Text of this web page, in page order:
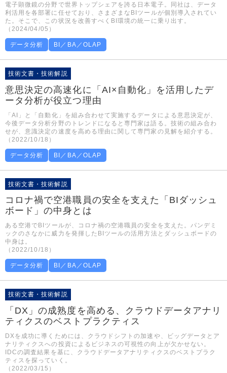
電子顕微鏡の分野で世界トップシェアを誇る日本電子。同社は、データ
利活用を各部署に任せており、さまざまなBIツールが個別導入されてい
た。そこで、この状況を改善すべくBI環境の統一に乗り出す。
（2024/04/05）
データ分析 BI／BA／OLAP
技術文書・技術解説
意思決定の高速化に「AI×自動化」を活用したデ
ータ分析が役立つ理由
「AI」と「自動化」を組み合わせて実施するデータによる意思決定が、
今後データ分析分野のトレンドになると専門家は語る。技術の組み合わ
せが、意識決定の速度を高める理由に関して専門家の見解を紹介する。
（2022/10/18）
データ分析 BI／BA／OLAP
技術文書・技術解説
コロナ禍で空港職員の安全を支えた「BIダッシュ
ボード」の中身とは
ある空港でBIツールが、コロナ禍の空港職員の安全を支えた。パンデミ
ックのさなかに威力を発揮したBIツールの活用方法とダッシュボードの
中身は。
（2022/10/18）
データ分析 BI／BA／OLAP
技術文書・技術解説
「DX」の成熟度を高める、クラウドデータアナリ
ティクスのベストプラクティス
DXを成功に導くためには、クラウドシフトの加速や、ビッグデータとア
ナリティクスへの投資によるビジネスの可視性の向上が欠かせない。
IDCの調査結果を基に、クラウドデータアナリティクスのベストプラク
ティスを探っていく。
（2022/03/15）